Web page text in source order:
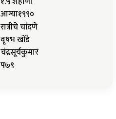
आग्या१९९०
रात्रीचे चांदणे
वृषभ खोंडे
चंद्रसूर्यकुमार
प७९